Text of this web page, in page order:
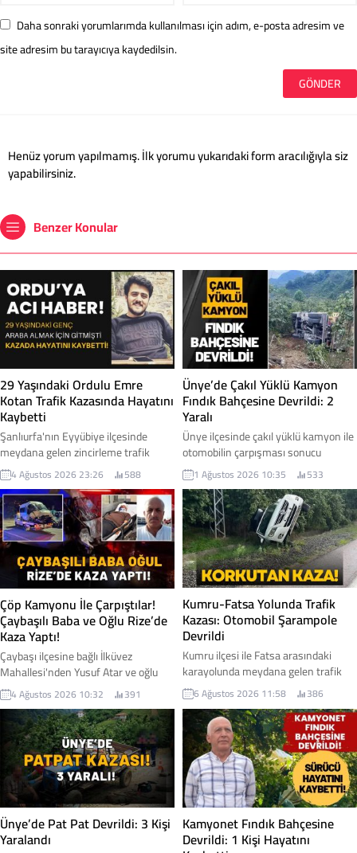
Daha sonraki yorumlarımda kullanılması için adım, e-posta adresim ve
site adresim bu tarayıcıya kaydedilsin.
Henüz yorum yapılmamış. İlk yorumu yukarıdaki form aracılığıyla siz
yapabilirsiniz.
Benzer Konular
29 Yaşındaki Ordulu Emre
Kotan Trafik Kazasında Hayatını
Kaybetti
Şanlıurfa'nın Eyyübiye ilçesinde
meydana gelen zincirleme trafik
kazasında, Ordu'nun Ulubey ilçesi
nüfusuna kayıtlı 29 yaşındaki Emre
Kotan hayatını kaybetti. Araba almak
için Şanlıurfa'ya gittiği öğrenilen
gençten gelen acı haber, memleketini
yasa boğdu. İşte detaylar...
4 Ağustos 2026 23:26 588
Ünye’de Çakıl Yüklü Kamyon
Fındık Bahçesine Devrildi: 2
Yaralı
Ünye ilçesinde çakıl yüklü kamyon ile
otomobilin çarpışması sonucu
meydana gelen trafik kazasında iki
kişi yaralanırken, kontrolden çıkan
kamyon yol kenarındaki fındık
bahçesine savruldu. İşte detaylar...
1 Ağustos 2026 10:35 533
Çöp Kamyonu İle Çarpıştılar!
Çaybaşılı Baba ve Oğlu Rize’de
Kaza Yaptı!
Çaybaşı ilçesine bağlı İlküvez
Mahallesi'nden Yusuf Atar ve oğlu
Okan Atar, Rize'de geçirdikleri trafik
kazasında yaralandı. Baba ve oğlunun
hastanede tedavi altına alındığı,
sağlık durumlarının iyi olduğu
öğrenildi.
4 Ağustos 2026 10:32 391
Kumru-Fatsa Yolunda Trafik
Kazası: Otomobil Şarampole
Devrildi
Kumru ilçesi ile Fatsa arasındaki
karayolunda meydana gelen trafik
kazasında bir otomobil şarampole
devrildi.
6 Ağustos 2026 11:58 386
Ünye’de Pat Pat Devrildi: 3 Kişi
Yaralandı
Kamyonet Fındık Bahçesine
Devrildi: 1 Kişi Hayatını